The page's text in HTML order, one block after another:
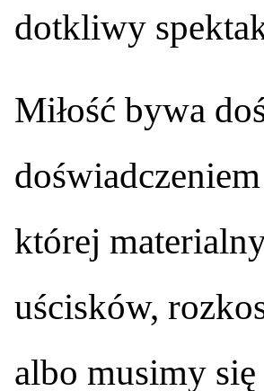
dotkliwy
Miłość bywa
której
uścisków,
albo musimy się